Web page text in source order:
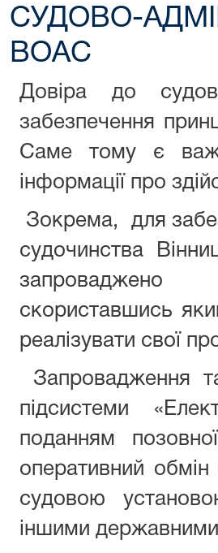
СУДОВО-
ВОАС
Довіра до
забезпечення
Саме тому є
інформації про
Зокрема, для
судочинства
запроваджено
скориставшись
реалізувати свої
Запровадження
підсистеми
поданням
оперативний
судовою
іншими